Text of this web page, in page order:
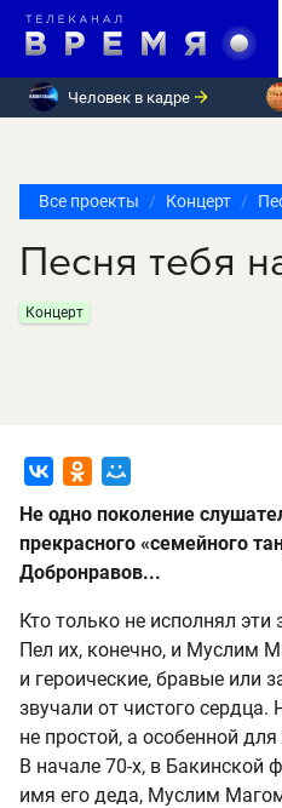
Человек в кадре
Все проекты Концерт
Песня тебя
Концерт
Не одно поколение
прекрасного «семейного
Добронравов...
Кто только не исполнял эти
Пел их, конечно, и Муслим
и героические, бравые или
звучали от чистого сердца.
не простой, а особенной
В начале 70-х, в Бакинской
имя его деда, Муслим